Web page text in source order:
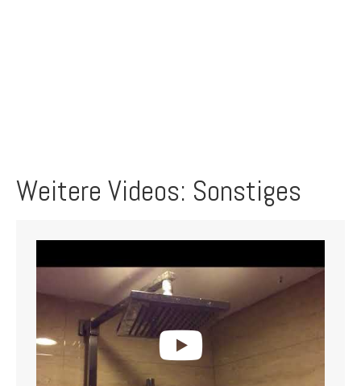
Weitere Videos: Sonstiges